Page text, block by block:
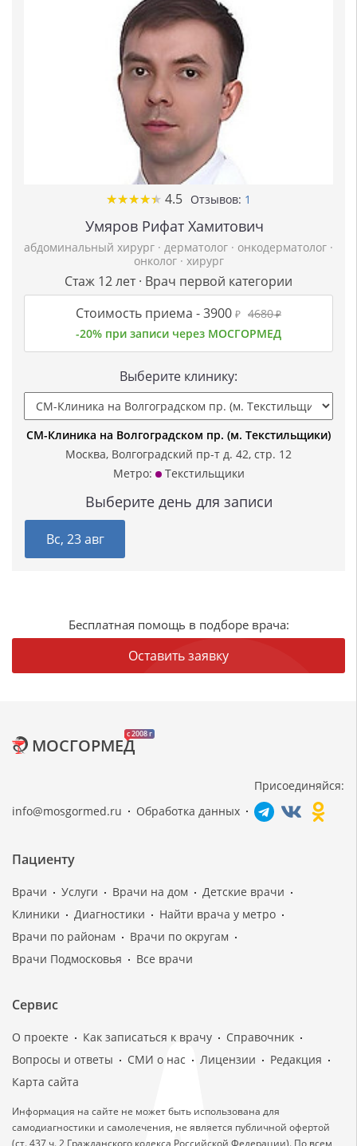
★★★★★
★★★★★ 4.5 Отзывов: 1
Умяров Рифат Хамитович
абдоминальный хирург · дерматолог · онкодерматолог ·
онколог · хирург
Стаж 12 лет · Врач первой категории
Стоимость приема -3900 ₽ 4680₽
-20% при записи через МОСГОРМЕД
Выберите клинику:
СМ-Клиника на Волгоградском пр. (м. Текстильщики)
Москва, Волгоградский пр-т д. 42, стр. 12
Метро:
Текстильщики
Выберите день для записи
Вс, 23 авг
Бесплатная помощь в подборе врача:
Оставить заявку
c 2008 г
МОСГОРМЕД
info@mosgormed.ru Обработка данных
Присоединяйся:
Пациенту
Врачи Услуги Врачи на дом
Детские врачи
Клиники
Диагностики
Найти врача у метро
Врачи по районам
Врачи по округам
Врачи Подмосковья
Все врачи
Сервис
О проекте Как записаться к врачу
Справочник
Вопросы и ответы
СМИ о нас Лицензии
Редакция
Карта сайта
Информация на сайте не может быть использована для
самодиагностики и самолечения, не является публичной офертой